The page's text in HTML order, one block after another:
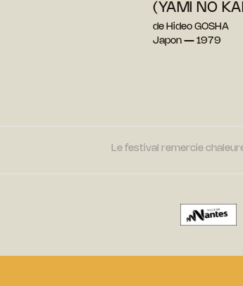
(YAMI NO
de Hideo GOSHA
Japon — 1979
Le festival remercie